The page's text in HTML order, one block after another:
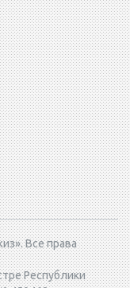
Все права
Республики